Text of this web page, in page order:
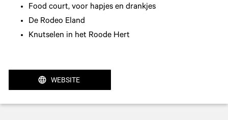
Food court, voor hapjes en drankjes
De Rodeo Eland
Knutselen in het Roode Hert
WEBSITE